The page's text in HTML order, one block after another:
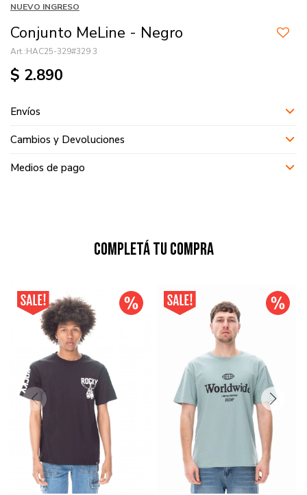
NUEVO INGRESO
Conjunto MeLine - Negro
HAC25-329#329 3
$ 2.890
Envíos
Cambios y Devoluciones
Medios de pago
Completá tu compra